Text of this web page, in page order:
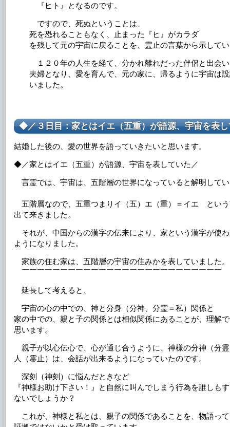
『ヒト』となるのです。
ですので、死ぬということは、
死を恐れることもなく、止まった『ヒ』がカラダ
を残して元の宇宙に戻ることを、霊止の言葉から示してい
１２０年の人生を経て、分かれ離れだった伴侶と出会
夫婦となり、愛を育んで、元の家に、帰るように宇宙は設
いました。
◆／３日目：家とはイエ（五重）が語源、宇宙を表
結婚した後の、愛の世界を語っていきたいと思います。
◆／家とはイエ（五重）が語源、宇宙を表していた／
言霊では、宇宙は、五階層の世界になっていると解明して
五階層なので、五重つまりイ（五）エ（重）＝イエ とい
出て来きました。
それが、中国からの漢字の伝来により、家という漢字が使
ようになりました。
家族の住む家は、五階層の宇宙の住みかを表していました。
￣￣￣￣￣￣￣￣￣￣￣￣￣￣￣￣￣￣￣￣￣￣￣￣￣￣
延長して考えると、
宇宙の心の中での、神と分身（分神、分霊＝私）関係と
家の中での、親と子の関係とは相似関係にあることが、理解
思います。
親子が以心伝心で、心が通じ合うように、神様の分神（分
人（霊止）は、会話が出来るようになっていたのです。
深刻（神刻）に悩んだときなど
『神様お助け下さい！』と自然に叫んでしまう行為を誰しも
ないでしょうか？
これが、神様と私とは、親子の関係であることを、物語っ